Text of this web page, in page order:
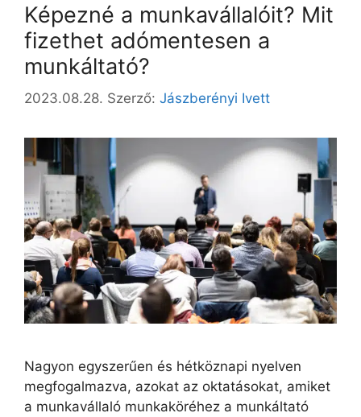
Képezné a munkavállalóit? Mit
fizethet adómentesen a
munkáltató?
2023.08.28. Szerző: Jászberényi Ivett
Nagyon egyszerűen és hétköznapi nyelven
megfogalmazva, azokat az oktatásokat, amiket
a munkavállaló munkaköréhez a munkáltató